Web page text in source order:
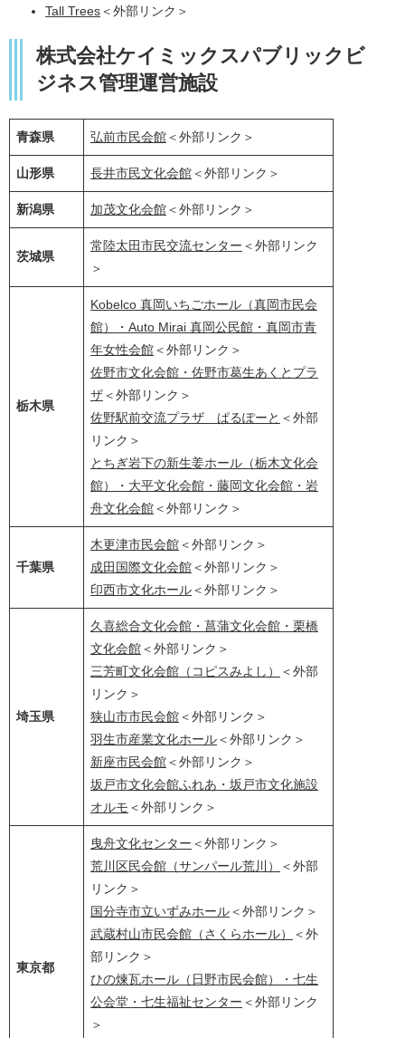
Tall Trees＜外部リンク＞
株式会社ケイミックスパブリックビ
ジネス管理運営施設
青森県 弘前市民会館＜外部リンク＞
山形県 長井市民文化会館＜外部リンク＞
新潟県 加茂文化会館＜外部リンク＞
茨城県
常陸太田市民交流センター ＜外部リンク
＞
栃木県
Kobelco 真岡いちごホール（真岡市民会
館）・Auto Mirai 真岡公民館・真岡市青
年女性会館＜外部リンク＞
佐野市文化会館・佐野市葛生あくとプラ
ザ＜外部リンク＞
佐野駅前交流プラザ ぱるぽーと ＜外部
リンク＞
とちぎ岩下の新生姜ホール（栃木文化会
館）・大平文化会館・藤岡文化会館・岩
舟文化会館＜外部リンク＞
千葉県
木更津市民会館＜外部リンク＞
成田国際文化会館＜外部リンク＞
印西市文化ホール＜外部リンク＞
埼玉県
久喜総合文化会館・菖蒲文化会館・栗橋
文化会館＜外部リンク＞
三芳町文化会館（コピスみよし）
＜外部
リンク＞
狭山市市民会館＜外部リンク＞
羽生市産業文化ホール＜外部リンク＞
新座市民会館＜外部リンク＞
坂戸市文化会館ふれあ・坂戸市文化施設
オルモ ＜外部リンク＞
東京都
曳舟文化センター ＜外部リンク＞
荒川区民会館（サンパール荒川）
＜外部
リンク＞
国分寺市立いずみホール＜外部リンク＞
武蔵村山市民会館（さくらホール）
＜外
部リンク＞
ひの煉瓦ホール（日野市民会館）・七生
公会堂・七生福祉センター ＜外部リンク
＞